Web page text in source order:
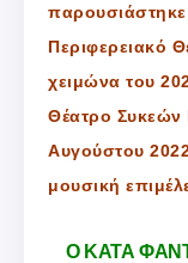
παρουσιάστηκε
Περιφερειακό
χειμώνα του
Θέατρο Συκεών
Αυγούστου
μουσική
Ο ΚΑΤΑ